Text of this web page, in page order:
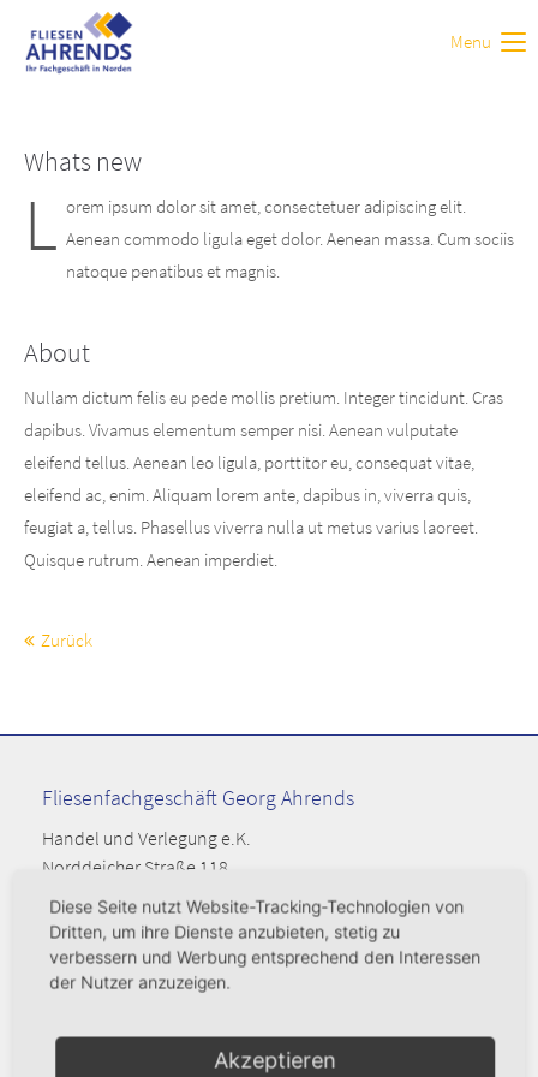
Login
Passwort
Register|Lost your password?
Support
Lorem ipsum dolor sit amet:
24h
Mon - Fri 8:00am - 5:00pm (GMT +1)
Zertifizierungen
Menu
Whats new
L orem ipsum dolor sit amet, consectetuer adipiscing elit.
Aenean commodo ligula eget dolor. Aenean massa. Cum sociis
natoque penatibus et magnis.
About
Nullam dictum felis eu pede mollis pretium. Integer tincidunt. Cras
dapibus. Vivamus elementum semper nisi. Aenean vulputate
eleifend tellus. Aenean leo ligula, porttitor eu, consequat vitae,
eleifend ac, enim. Aliquam lorem ante, dapibus in, viverra quis,
feugiat a, tellus. Phasellus viverra nulla ut metus varius laoreet.
Quisque rutrum. Aenean imperdiet.
Zurück
Fliesenfachgeschäft Georg Ahrends
Handel und Verlegung e.K.
Norddeicher Straße 118
26506 Norden
04931 - 55 52
verkauf@fliesen-ahrends.de
Öffnungszeiten
Diese Seite nutzt Website-Tracking-Technologien von
Dritten, um ihre Dienste anzubieten, stetig zu
verbessern und Werbung entsprechend den Interessen
der Nutzer anzuzeigen.
Akzeptieren